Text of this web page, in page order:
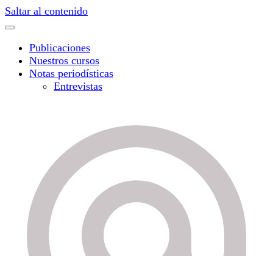
Saltar al contenido
Publicaciones
Nuestros cursos
Notas periodísticas
Entrevistas